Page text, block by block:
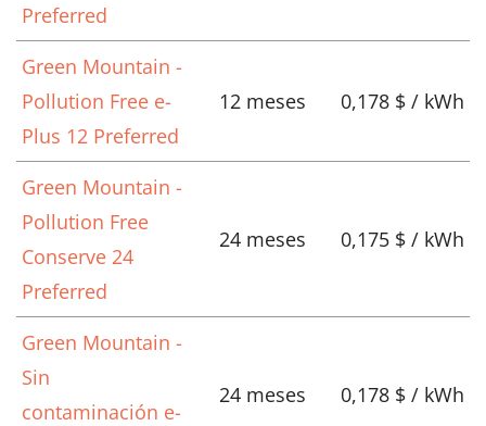
Preferred
Green Mountain -
Pollution Free e-
Plus 12 Preferred
12 meses 0,178 $ / kWh
Green Mountain -
Pollution Free
Conserve 24
Preferred
24 meses 0,175 $ / kWh
Green Mountain -
Sin
contaminación e-
24 meses 0,178 $ / kWh